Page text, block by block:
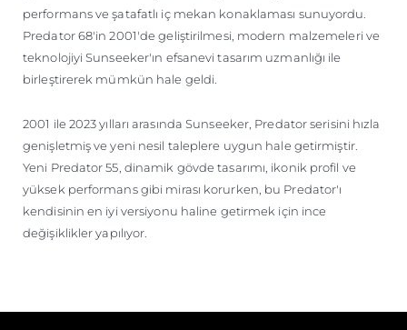
performans ve şatafatlı iç mekan konaklaması sunuyordu.
Predator 68'in 2001'de geliştirilmesi, modern malzemeleri ve
teknolojiyi Sunseeker'ın efsanevi tasarım uzmanlığı ile
birleştirerek mümkün hale geldi.
2001 ile 2023 yılları arasında Sunseeker, Predator serisini hızla
genişletmiş ve yeni nesil taleplere uygun hale getirmiştir.
Yeni Predator 55, dinamik gövde tasarımı, ikonik profil ve
yüksek performans gibi mirası korurken, bu Predator'ı
kendisinin en iyi versiyonu haline getirmek için ince
değişiklikler yapılıyor.